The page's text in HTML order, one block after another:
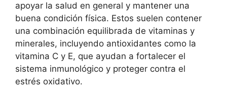
apoyar la salud en general y mantener una
buena condición física. Estos suelen contener
una combinación equilibrada de vitaminas y
minerales, incluyendo antioxidantes como la
vitamina C y E, que ayudan a fortalecer el
sistema inmunológico y proteger contra el
estrés oxidativo.